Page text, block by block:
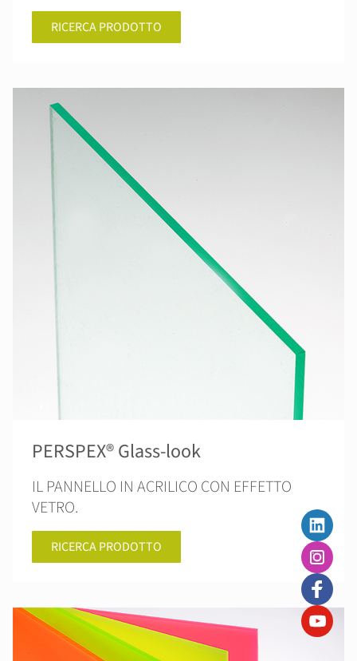
RICERCA PRODOTTO
PERSPEX® Glass-look
IL PANNELLO IN ACRILICO CON EFFETTO
VETRO.
RICERCA PRODOTTO